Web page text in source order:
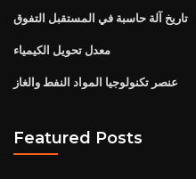
تاريخ آلة حاسبة في المستقبل التفوق
معدل تحويل الكيمياء
عنصر تكنولوجيا المواد النفط والغاز
Featured Posts